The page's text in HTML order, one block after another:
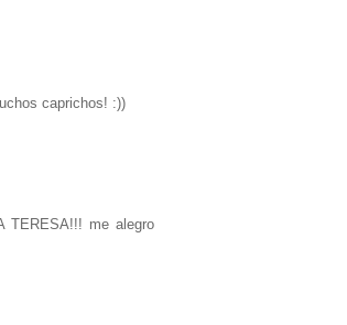
caprichos! :))
TERESA!!! me alegro